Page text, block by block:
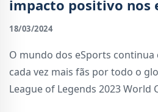
impacto positivo nos
18/03/2024
O mundo dos eSports
cada vez mais fãs por todo o
League of Legends 2023 World